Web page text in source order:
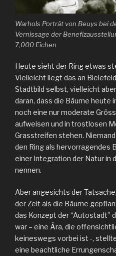
Warhols Porträt von Beuys bei
Vernissage der
7,000 Eichen
Heute sieht der Ring etwas
Vielleicht liegt das an
Stadtbild selbst, vielleicht
daran, dass die Bäume heute
noch eine nur moderate
aufweisen und in trostlosen
Grasstreifen stehen.
den Ring als hervorragendes
einer Integration der Natur in
nennen.
Aber angesichts der
der Zeit als die Bäume
das Konzept der “Autostadt”
war – eine Ära, die
keineswegs vorbei ist -,
eine beachtliche